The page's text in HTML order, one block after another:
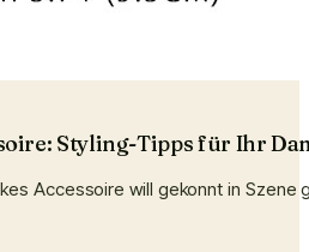
Styling-Tipps für Ihr
Accessoire will gekonnt in